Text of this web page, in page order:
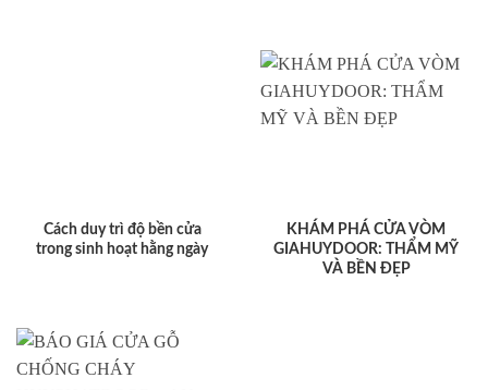
Cách duy trì độ bền cửa
trong sinh hoạt hằng ngày
KHÁM PHÁ CỬA VÒM
GIAHUYDOOR: THẨM MỸ
VÀ BỀN ĐẸP